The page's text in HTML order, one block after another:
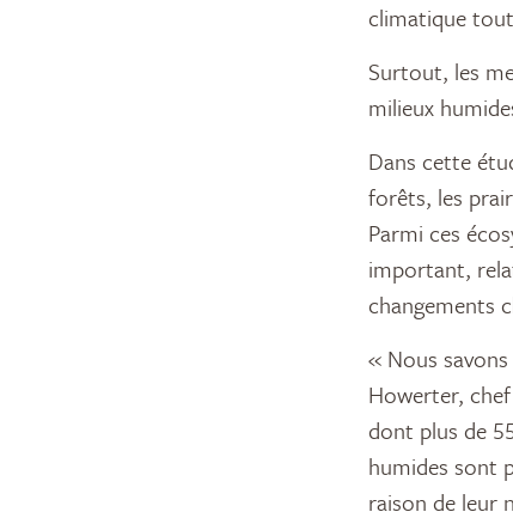
climatique
Surtout, les
milieux
Dans cette
forêts, les
Parmi ces
important,
changements
« Nous
Howerter,
dont plus de
humides sont
raison de leur